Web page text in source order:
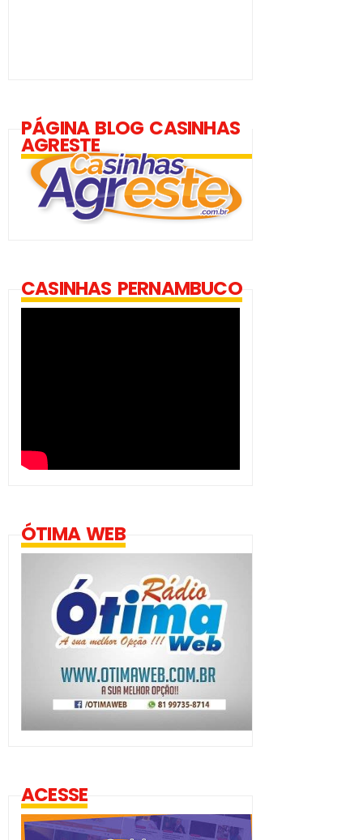
PÁGINA BLOG CASINHAS
AGRESTE
CASINHAS PERNAMBUCO
ÓTIMA WEB
ACESSE